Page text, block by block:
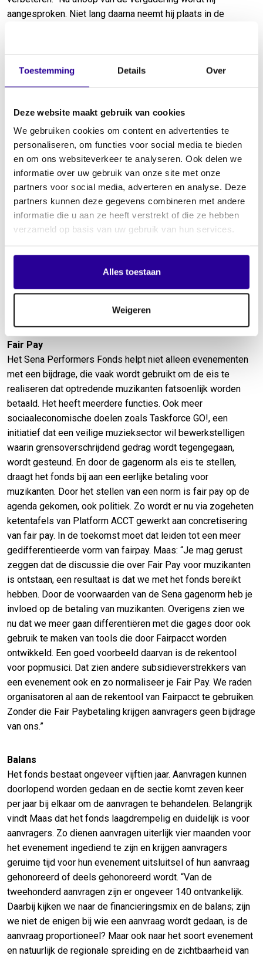
Toestemming Details Over
Deze website maakt gebruik van cookies
We gebruiken cookies om content en advertenties te
personaliseren, om functies voor social media te bieden
en om ons websiteverkeer te analyseren. Ook delen we
informatie over uw gebruik van onze site met onze
partners voor social media, adverteren en analyse. Deze
partners kunnen deze gegevens combineren met andere
informatie die u aan ze heeft verstrekt of die ze hebben
verzameld op basis van uw gebruik van hun services.
Alles toestaan
Weigeren
aangesproken. Niet lang daarna neemt hij plaats in de
maar vooral voor iedereen die dit vak beoefent.”
Sinds vijf jaar is hij coördinator van Sena’s Performers
Fonds. In die functie is hij de spin in het web tussen
aanvragers, Sena, de sectie Performers die de aanvragen
beoordeelt en de rechthebbenden die, door middel van zo’n
3% van de geïncasseerde gelden uit naburige rechten, het
geld in het fonds steken. In totaal is er gemiddeld zo’n
€3.000.000 per jaar beschikbaar voor het fonds. “Het voeren
van een sociaal-cultureel beleid via zo’n fonds is heel
Sena, Norma en Buma”, legt Maas uit. “Met een bijdrage van
het Performers Fonds helpen we, altijd in samenwerking met
water houden. Het zijn natuurlijk ook de evenementen waar
onze rechthebbenden optreden.”
Fair Pay
Het Sena Performers Fonds helpt niet alleen evenementen
met een bijdrage, die vaak wordt gebruikt om de eis te
realiseren dat optredende muzikanten fatsoenlijk worden
betaald. Het heeft meerdere functies. Ook meer
sociaaleconomische doelen zoals Taskforce GO!, een
initiatief dat een veilige muzieksector wil bewerkstelligen
waarin grensoverschrijdend gedrag wordt tegengegaan,
wordt gesteund. En door de gagenorm als eis te stellen,
draagt het fonds bij aan een eerlijke betaling voor
muzikanten. Door het stellen van een norm is fair pay op de
agenda gekomen, ook politiek. Zo wordt er nu via zogeheten
ketentafels van Platform ACCT gewerkt aan concretisering
van fair pay. In de toekomst moet dat leiden tot een meer
gedifferentieerde vorm van fairpay. Maas: “Je mag gerust
zeggen dat de discussie die over Fair Pay voor muzikanten
is ontstaan, een resultaat is dat we met het fonds bereikt
hebben. Door de voorwaarden van de Sena gagenorm heb je
invloed op de betaling van muzikanten. Overigens zien we
nu dat we meer gaan differentiëren met die gages door ook
gebruik te maken van tools die door Fairpacct worden
ontwikkeld. Een goed voorbeeld daarvan is de rekentool
voor popmusici. Dat zien andere subsidieverstrekkers van
een evenement ook en zo normaliseer je Fair Pay. We raden
organisatoren al aan de rekentool van Fairpacct te gebruiken.
Zonder die Fair Paybetaling krijgen aanvragers geen bijdrage
van ons.”
Balans
Het fonds bestaat ongeveer vijftien jaar. Aanvragen kunnen
doorlopend worden gedaan en de sectie komt zeven keer
per jaar bij elkaar om de aanvragen te behandelen. Belangrijk
vindt Maas dat het fonds laagdrempelig en duidelijk is voor
aanvragers. Zo dienen aanvragen uiterlijk vier maanden voor
het evenement ingediend te zijn en krijgen aanvragers
geruime tijd voor hun evenement uitsluitsel of hun aanvraag
gehonoreerd of deels gehonoreerd wordt. “Van de
tweehonderd aanvragen zijn er ongeveer 140 ontvankelijk.
Daarbij kijken we naar de financieringsmix en de balans; zijn
we niet de enigen bij wie een aanvraag wordt gedaan, is de
aanvraag proportioneel? Maar ook naar het soort evenement
en natuurlijk de regionale spreiding en de zichtbaarheid van